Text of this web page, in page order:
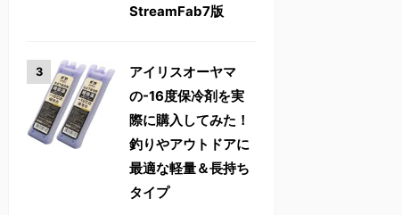
StreamFab7版
アイリスオーヤマ
の-16度保冷剤を実
際に購入してみた！
釣りやアウトドアに
最適な軽量＆長持ち
タイプ